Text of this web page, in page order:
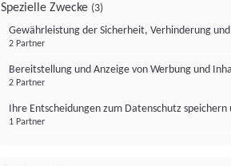
Spezielle Zwecke (3)
Gewährleistung der Sicherheit, Verhinderung
2 Partner
Bereitstellung und Anzeige von Werbung und
2 Partner
Ihre Entscheidungen zum Datenschutz
1 Partner